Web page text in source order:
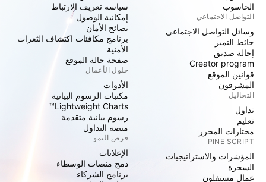
الحاسوب
التواصل الاجتماعي
وسائل التواصل الاجتماعي
حائط التميز
إحالة صديق
Creator program
قوانين الموقع
المشرفون
التحاليل
تداول
تعليم
مختارات المحرر
PINE SCRIPT
المؤشرات والاستراتيجيات
السحرة
عمال مستقلون
سياسه تعريف الارتباط
إمكانية الوصول
نصائح الأمان
برنامج مكافئات اكتشاف الثغرات
الأمنية
صفحة حالة الموقع
حلول الأعمال
الأدوات
مكتبات الرسوم البيانية
Lightweight Charts™
رسوم بيانية متقدمة
منصة التداول
فرص النمو
الإعلانات
دمج منصات الوسطاء
برنامج الشركاء